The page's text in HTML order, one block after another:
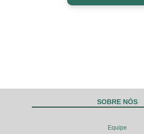
SOBRE NÓS
Equipe